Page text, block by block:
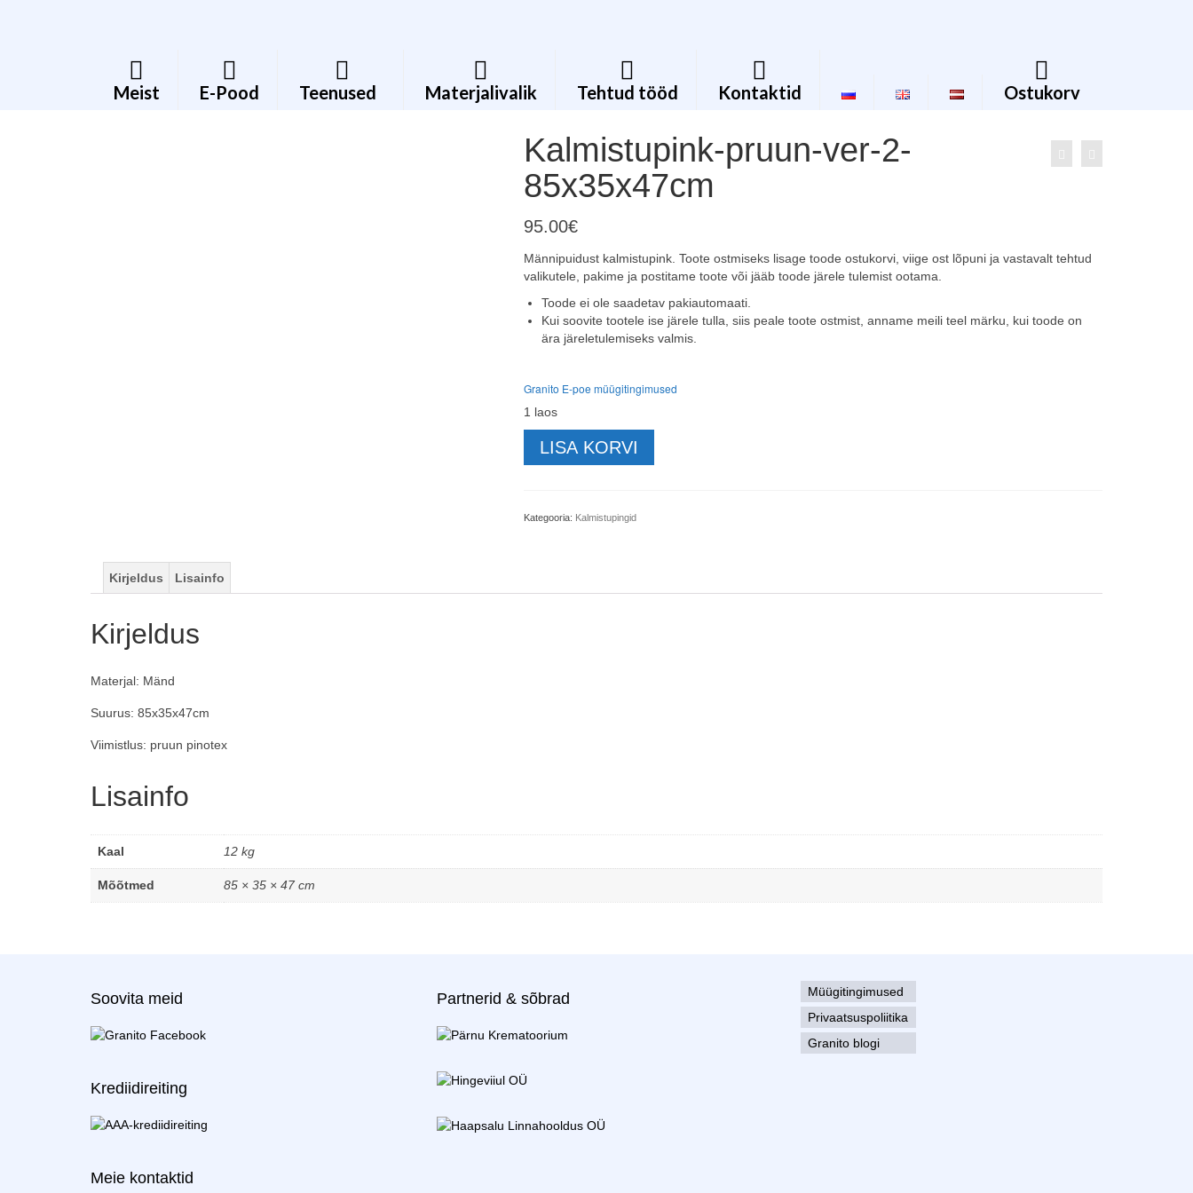
Meist E-Pood Teenused Materjalivalik Tehtud tööd Kontaktid Ostukorv
Kalmistupink-pruun-ver-2-
85x35x47cm
95.00€
Männipuidust kalmistupink. Toote ostmiseks lisage toode ostukorvi, viige ost lõpuni ja vastavalt tehtud
valikutele, pakime ja postitame toote või jääb toode järele tulemist ootama.
Toode ei ole saadetav pakiautomaati.
Kui soovite tootele ise järele tulla, siis peale toote ostmist, anname meili teel märku, kui toode on
ära järeletulemiseks valmis.
Granito E-poe müügitingimused
1 laos
pruun-
kogus
LISA KORVI
Kategooria: Kalmistupingid
Kirjeldus Lisainfo
Kirjeldus
Materjal: Mänd
Suurus: 85x35x47cm
Viimistlus: pruun pinotex
Lisainfo
Kaal 12 kg
Mõõtmed 85 × 35 × 47 cm
Soovita meid
Krediidireiting
Meie kontaktid
Partnerid & sõbrad
Müügitingimused
Privaatsuspoliitika
Granito blogi